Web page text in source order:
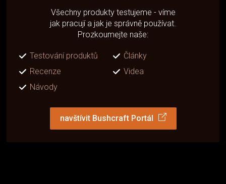
Všechny produkty testujeme - víme
jak pracují a jak je správně používat.
Prozkoumejte naše:
Testování produktů
Články
Recenze
Videa
Návody
navštívit Bushcraft Portál